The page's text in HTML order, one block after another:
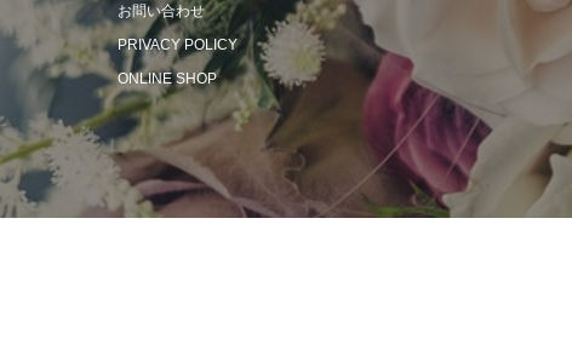
お問い合わせ
PRIVACY POLICY
ONLINE SHOP